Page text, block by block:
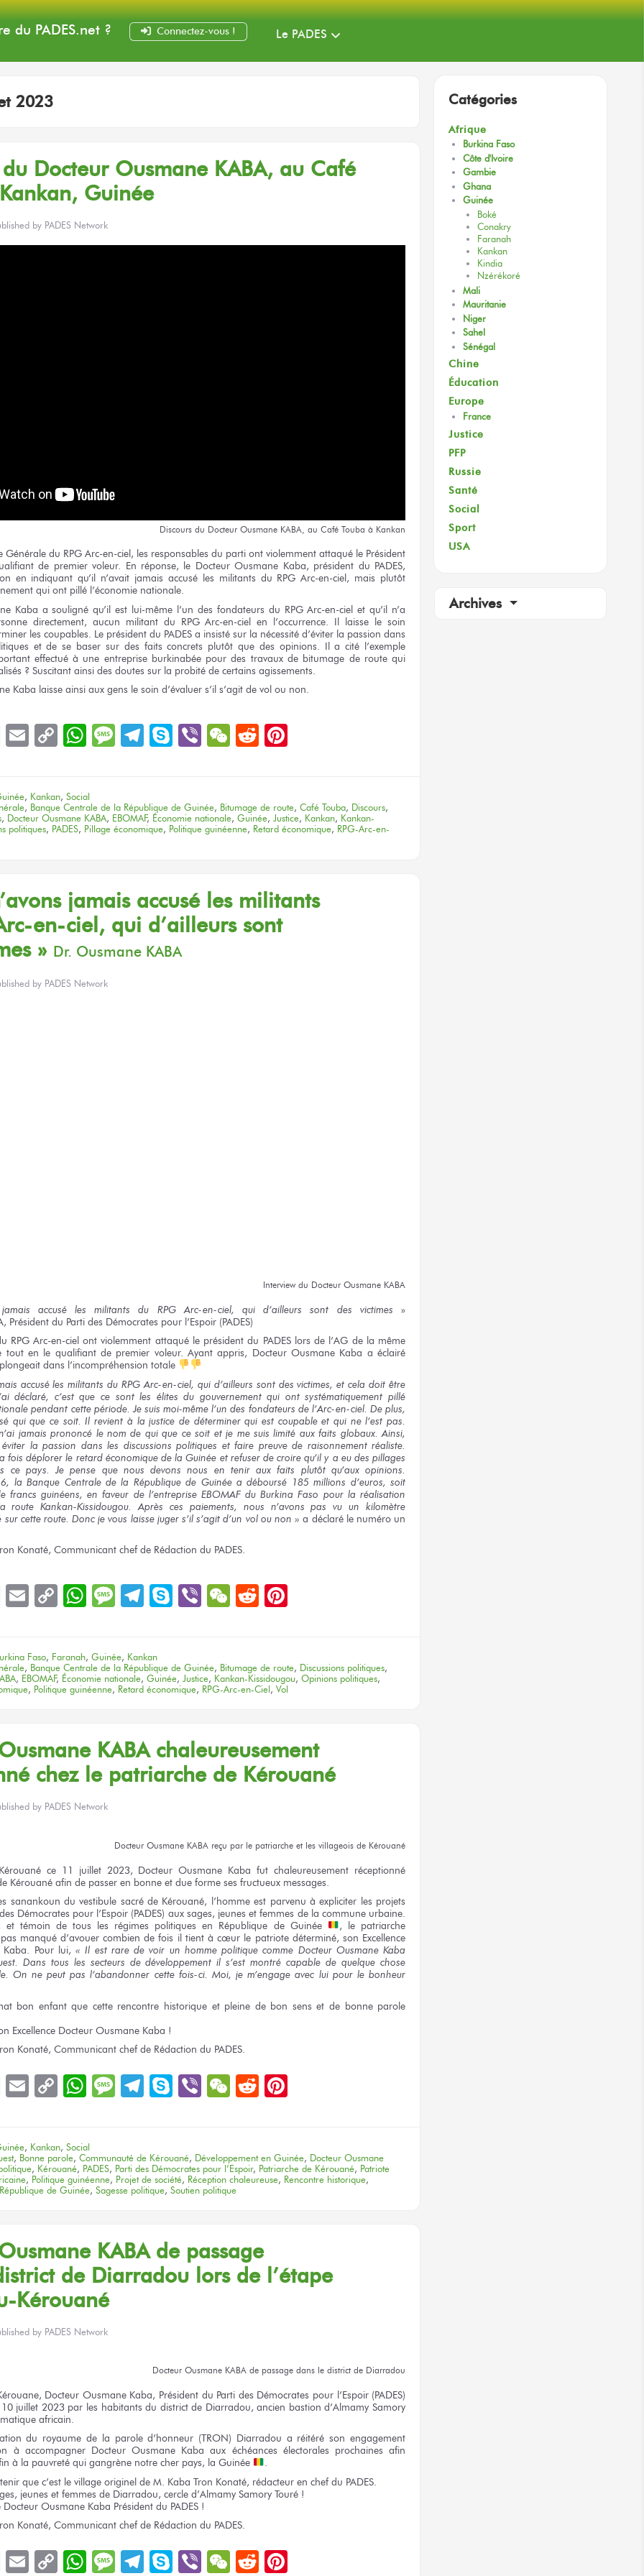
du PADES.net? Connectez-vous ! Le PADES
2023
du Docteur Ousmane KABA, au Café
Guinée
by PADES Network
Discours du Docteur Ousmane KABA, au Café Touba à Kankan
Générale du RPG Arc-en-ciel, les responsables du parti ont violemment attaqué le Président
de premiervoleur. En réponse, le Docteur Ousmane Kaba, président du PADES,
en indiquant qu’il n’avait jamais accusé les militants du RPG Arc-en-ciel, mais plutôt
qui ont pillé l’économie nationale.
Kaba a souligné qu’il est lui-même l’un des fondateurs du RPGArc-en-cielet qu’il n’a
directement, aucun militant du RPGArc-en-cielen l’occurrence. Il laisse le soin
les coupables. Le président du PADES a insisté sur la nécessité d’éviter la passion dans
et de se baser sur des faits concrets plutôtque des opinions. Il a cité l’exemple
effectuéà une entrepriseburkinabée pour des travaux de bitumage de routequi
? Suscitant ainsi des doutes sur la probité de certains agissements.
Kaba laisse ainsi aux gens le soin d’évaluer s’il s’agit de vol ou non.
LinkedIn
EmailCopyWhatsApp
Message
Telegram
SkypeViberWeChat
Reddit
, Kankan, Social
, Banque Centrale de la République de Guinée, Bitumage de route, Café Touba, Discours,
, Docteur Ousmane KABA, EBOMAF, Économie nationale, Guinée, Justice, Kankan, Kankan-
politiques, PADES, Pillage économique, Politique guinéenne, Retard économique, RPG-Arc-en-
jamais accusé les militants
en-ciel, qui d’ailleurssont
» Dr. Ousmane KABA
by PADES Network
Interview du Docteur Ousmane KABA
jamais accuséles militants du RPG Arc-en-ciel, qui d’ailleurs sont des victimes »
, Président du Parti des Démocrates pour l’Espoir (PADES)
RPG Arc-en-ciel ont violemment attaqué le président du PADES lorsde l’AG de la même
tout en le qualifiant de premier voleur. Ayant appris, DocteurOusmane Kaba a éclairé
dans l’incompréhension totale
accuséles militants du RPG Arc-en-ciel, qui d’ailleurs sont des victimes, et cela doit être
déclaré, c’est que ce sont les élites du gouvernement qui ontsystématiquement pillé
pendant cette période. Je suis moi-mêmel’un des fondateurs de l’Arc-en-ciel. De plus,
qui que ce soit. Il revient à la justice de déterminer qui est coupable et qui ne l’est pas.
jamais prononcé le nom de qui que ce soit et je me suis limité aux faits globaux. Ainsi,
la passion dans les discussions politiques et faire preuve de raisonnementréaliste.
fois déplorerle retardéconomique de la Guinée et refuser de croire qu’il y a eu des pillages
ce pays. Je pense que nous devons nous en tenir aux faits plutôt qu’aux opinions.
la Banque Centrale de la République de Guinée a déboursé 185 millions d’euros, soit
francs guinéens,en faveur de l’entrepriseEBOMAFdu Burkina Faso pour la réalisation
route Kankan-Kissidougou. Aprèsces paiements, nous n’avons pas vu un kilomètre
sur cette route. Doncje vous laisse jugers’il s’agit d’un vol ou non » a déclaré le numéro un
Konaté, Communicant chef de Rédaction du PADES.
LinkedIn
EmailCopyWhatsApp
Message
Telegram
SkypeViberWeChat
Reddit
Faso, Faranah, Guinée, Kankan
, Banque Centrale de la République de Guinée, Bitumage de route, Discussions politiques,
, EBOMAF, Économie nationale, Guinée, Justice, Kankan-Kissidougou, Opinions politiques,
, Politique guinéenne, Retard économique, RPG-Arc-en-Ciel , Vol
KABAchaleureusement
chez le patriarche de Kérouané
by PADES Network
Docteur Ousmane KABA reçu par le patriarche et les villageois de Kérouané
ce 11 juillet 2023, DocteurOusmane Kaba fut chaleureusement réceptionné
Kérouané afin de passer en bonne et due forme ses fructueux messages.
sanankoun du vestibule sacré de Kérouané, l’hommeest parvenu à expliciter les projets
des Démocrates pour l’Espoir (PADES) aux sages, jeuneset femmes de la communeurbaine.
et témoin de tous les régimes politiquesen République de Guinée , le patriarche
manqué d’avouer combiende fois il tient à cœur le patriotedéterminé, son Excellence
Pour lui, « Il est rare de voir un hommepolitique comme Docteur Ousmane Kaba
Dans tous les secteurs de développement il s’est montré capablede quelque chose
On ne peut pas l’abandonner cette fois-ci. Moi,je m’engage avec luipour le bonheur
bon enfantque cette rencontre historique et pleine de bon senset de bonneparole
Excellence Docteur Ousmane Kaba !
Konaté, Communicant chef de Rédaction du PADES.
LinkedIn
EmailCopyWhatsApp
Message
Telegram
SkypeViberWeChat
Reddit
, Kankan, Social
, Bonne parole, Communauté de Kérouané, Développement en Guinée, Docteur Ousmane
, Kérouané, PADES, Parti des Démocrates pour l’Espoir, Patriarche de Kérouané, Patriote
, Politique guinéenne, Projet de société, Réception chaleureuse, Rencontre historique,
République de Guinée, Sagesse politique, Soutien politique
KABA de passage
de Diarradou lors de l’étape
Kérouané
by PADES Network
Docteur Ousmane KABA de passage dans le district de Diarradou
Docteur Ousmane Kaba, Président du Parti des Démocrates pour l’Espoir(PADES)
juillet 2023 par les habitants du district de Diarradou, ancien bastion d’Almamy Samory
africain.
du royaume de la paroled’honneur (TRON) Diarradou a réitéré son engagement
à accompagnerDocteurOusmane Kaba aux échéances électorales prochaines afin
à la pauvreté qui gangrène notre cher pays, la Guinée
.
que c’est le village originel de M. Kaba Tron Konaté, rédacteur en chef du PADES.
jeunes et femmes de Diarradou, cercle d’Almamy Samory Touré !
Docteur Ousmane Kaba Président du PADES !
Konaté, Communicant chef de Rédaction du PADES.
LinkedIn
EmailCopyWhatsApp
Message
Telegram
SkypeViberWeChat
Reddit
Catégories
Afrique
Burkina Faso
Côte d'Ivoire
Gambie
Ghana
Guinée
Boké
Conakry
Faranah
Kankan
Kindia
Nzérékoré
Mali
Mauritanie
Niger
Sahel
Sénégal
Chine
Éducation
Europe
France
Justice
PFP
Russie
Santé
Social
Sport
USA
Archives